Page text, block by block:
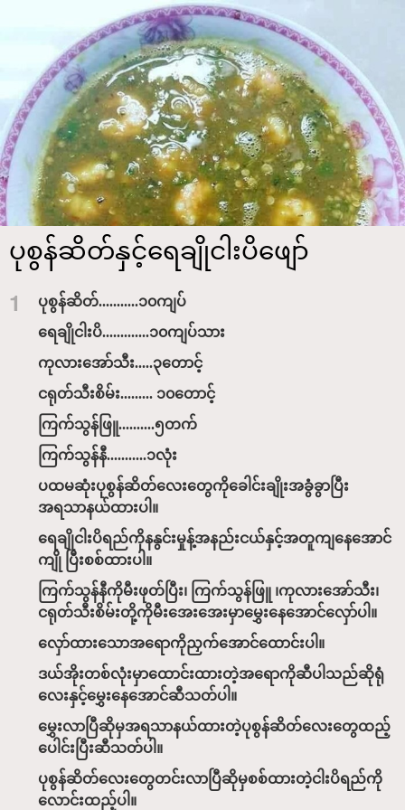
ပုစွန်ဆိတ်နှင့်ရေချိုငါးပိဖျော်
1
ပုစွန်ဆိတ်...........၁၀ကျပ်
ရေချိုငါးပိ.............၁၀ကျပ်သား
ကုလားအော်သီး.....၃တောင့်
ငရုတ်သီးစိမ်း......... ၁၀တောင့်
ကြက်သွန်ဖြူ..........၅တက်
ကြက်သွန်နီ...........၁လုံး
ပထမဆုံးပုစွန်ဆိတ်လေးတွေကိုခေါင်းချိုးအခွံခွာပြီး
အရသာနယ်ထားပါ။
ရေချိုငါးပိရည်ကိုနနွင်းမှုန့်အနည်းငယ်နှင့်အတူကျနေအောင်
ကျို ပြီးစစ်ထားပါ။
ကြက်သွန်နီကိုမီးဖုတ်ပြီး၊ ကြက်သွန်ဖြူ ၊ကုလားအော်သီး၊
ငရုတ်သီးစိမ်းတို့ကိုမီးအေးအေးမှာမွှေးနေအောင်လှော်ပါ။
လှော်ထားသောအရောကိုညှက်အောင်ထောင်းပါ။
ဒယ်အိုးတစ်လုံးမှာထောင်းထားတဲ့အရောကိုဆီပါသည်ဆိုရုံ
လေးနှင့်မွှေးနေအောင်ဆီသတ်ပါ။
မွှေးလာပြီဆိုမှအရသာနယ်ထားတဲ့ပုစွန်ဆိတ်လေးတွေထည့်
ပေါင်းပြီးဆီသတ်ပါ။
ပုစွန်ဆိတ်လေးတွေတင်းလာပြီဆိုမှစစ်ထားတဲ့ငါးပိရည်ကို
လောင်းထည့်ပါ။